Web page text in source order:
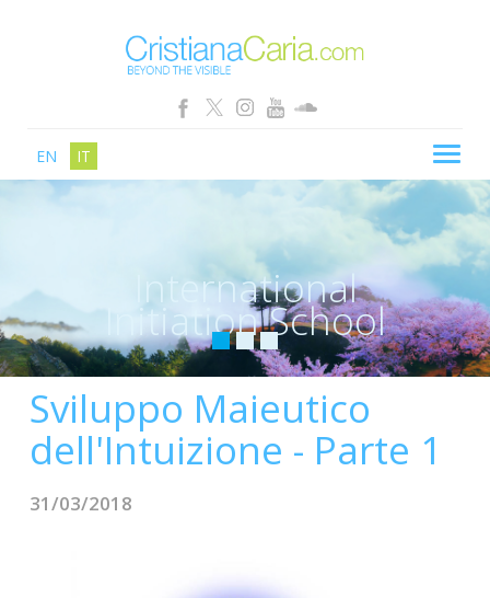
EN IT
SCHOOL
SHOP
SEMINARI
NEWS
CONTATTI
International
Initiation School
Sviluppo Maieutico
dell'Intuizione - Parte 1
31/03/2018